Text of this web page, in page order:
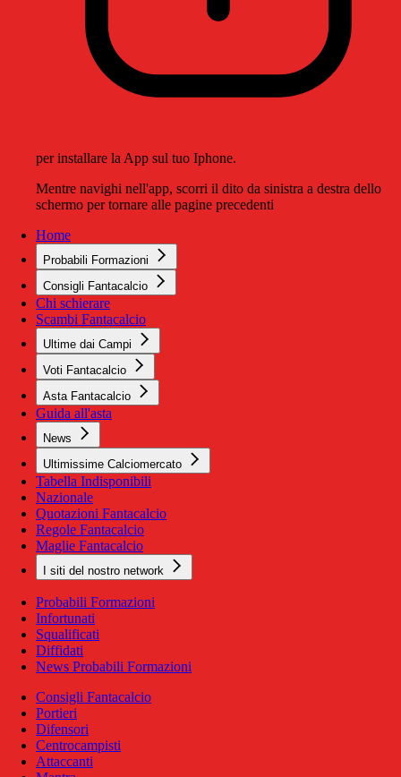
per installare la App sul tuo Iphone.
Mentre navighi nell'app, scorri il dito da sinistra a destra dello
schermo per tornare alle pagine precedenti
Home
Probabili Formazioni
Consigli Fantacalcio
Chi schierare
Scambi Fantacalcio
Ultime dai Campi
Voti Fantacalcio
Asta Fantacalcio
Guida all'asta
News
Ultimissime Calciomercato
Tabella Indisponibili
Nazionale
Quotazioni Fantacalcio
Regole Fantacalcio
Maglie Fantacalcio
I siti del nostro network
Probabili Formazioni
Infortunati
Squalificati
Diffidati
News Probabili Formazioni
Consigli Fantacalcio
Portieri
Difensori
Centrocampisti
Attaccanti